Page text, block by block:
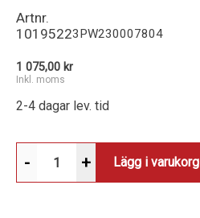
Artnr.
10195223PW230007804
1 075,00 kr
Inkl. moms
2-4 dagar lev. tid
- + Lägg i varukorg